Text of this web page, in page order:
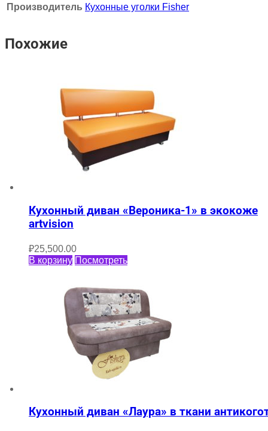
Производитель Кухонные уголки Fisher
Похожие
Кухонный диван «Вероника-1» в экокоже
artvision
₽25,500.00
В корзину Посмотреть
Кухонный диван «Лаура» в ткани